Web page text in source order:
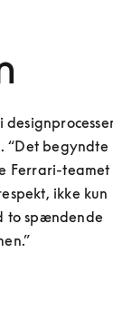
“Det begyndte
Ferrari-teamet
ikke kun
to spændende